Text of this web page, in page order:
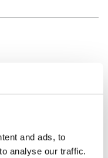
and ads, to
analyse our traffic.